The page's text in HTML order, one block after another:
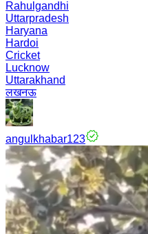
Rahulgandhi
Uttarpradesh
Haryana
Hardoi
Cricket
Lucknow
Uttarakhand
लखनऊ
angulkhabar123